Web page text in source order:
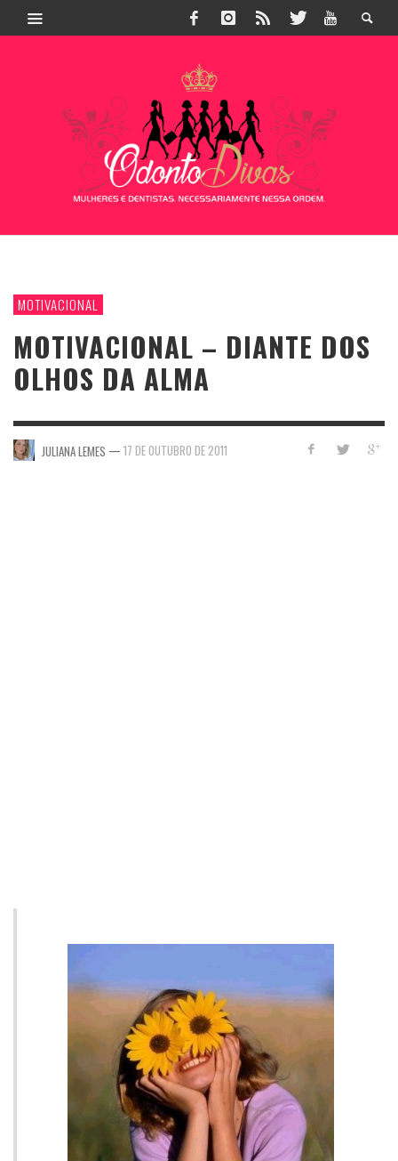
MOTIVACIONAL
MOTIVACIONAL – DIANTE DOS
OLHOS DA ALMA
JULIANA LEMES — 17 DE OUTUBRO DE 2011